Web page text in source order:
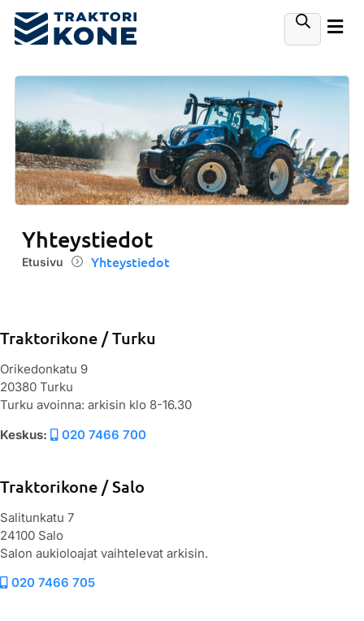
Yhteystiedot
Etusivu Yhteystiedot
Traktorikone / Turku
Orikedonkatu 9
20380 Turku
Turku avoinna: arkisin klo 8-16.30
Keskus:
020 7466 700
Traktorikone / Salo
Salitunkatu 7
24100 Salo
Salon aukioloajat vaihtelevat arkisin.
020 7466 705